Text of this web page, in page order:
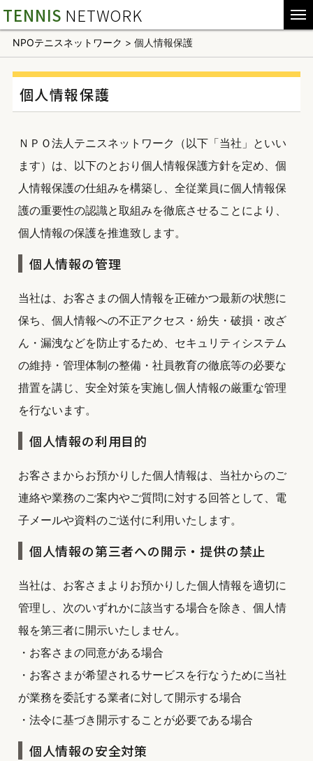
TENNIS NETWORK
NPOテニスネットワーク > 個人情報保護
個人情報保護
ＮＰＯ法人テニスネットワーク（以下「当社」といい
ます）は、以下のとおり個人情報保護方針を定め、個
人情報保護の仕組みを構築し、全従業員に個人情報保
護の重要性の認識と取組みを徹底させることにより、
個人情報の保護を推進致します。
個人情報の管理
当社は、お客さまの個人情報を正確かつ最新の状態に
保ち、個人情報への不正アクセス・紛失・破損・改ざ
ん・漏洩などを防止するため、セキュリティシステム
の維持・管理体制の整備・社員教育の徹底等の必要な
措置を講じ、安全対策を実施し個人情報の厳重な管理
を行ないます。
個人情報の利用目的
お客さまからお預かりした個人情報は、当社からのご
連絡や業務のご案内やご質問に対する回答として、電
子メールや資料のご送付に利用いたします。
個人情報の第三者への開示・提供の禁止
当社は、お客さまよりお預かりした個人情報を適切に
管理し、次のいずれかに該当する場合を除き、個人情
報を第三者に開示いたしません。
・お客さまの同意がある場合
・お客さまが希望されるサービスを行なうために当社
が業務を委託する業者に対して開示する場合
・法令に基づき開示することが必要である場合
個人情報の安全対策